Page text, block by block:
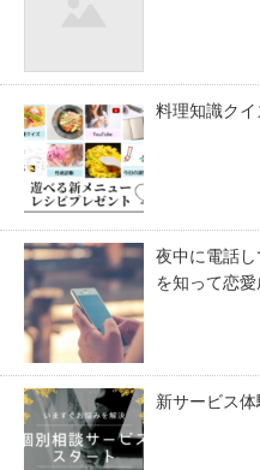
料理知識ク
夜中に電話
を知って恋愛
新サービス